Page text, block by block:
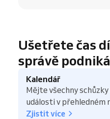
Ušetřete čas
správě
Kalendář
Mějte všechny
události v přehledném
Zjistit více